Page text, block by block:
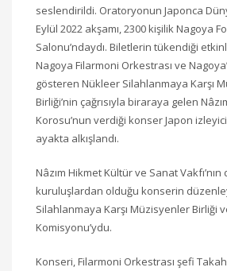
seslendirildi. Oratoryonun Japonca
Eylül 2022 akşamı, 2300 kişilik Nagoya
Salonu’ndaydı. Biletlerin tükendiği
Nagoya Filarmoni Orkestrası ve
gösteren Nükleer Silahlanmaya Karşı
Birliği’nin çağrısıyla biraraya gelen
Korosu’nun verdiği konser Japon
ayakta alkışlandı.
Nâzım Hikmet Kültür ve Sanat
kuruluşlardan olduğu konserin
Silahlanmaya Karşı Müzisyenler Birliği
Komisyonu’ydu.
Konseri, Filarmoni Orkestrası şefi